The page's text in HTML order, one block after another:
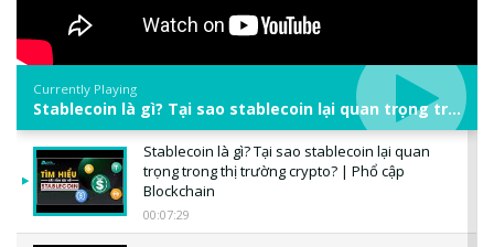
Currently Playing
Stablecoin là gì? Tại sao stablecoin lại quan trọng trong thị trường crypto? | Phổ cập Blockchain
Stablecoin là gì? Tại sao stablecoin lại quan
trọng trong thị trường crypto? | Phổ cập
Blockchain
00:07:29